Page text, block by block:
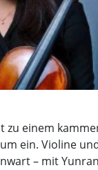
zu einem
ein. Violine
– mit